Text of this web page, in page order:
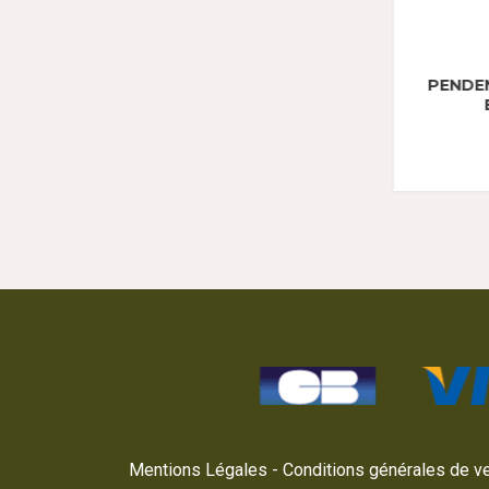
PENDENTIF
Mentions Légales Conditions générales de